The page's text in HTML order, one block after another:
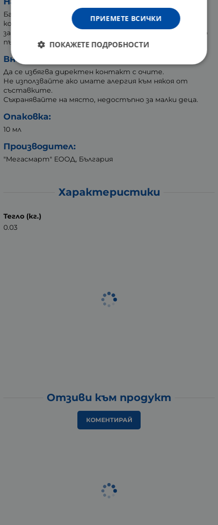
Балсамът се нанася директно върху устните, след
което съдържанието му се разнася добре. В
зависимост от личните нужди се използва по няколко
пъти на ден.
Внимание:
Да се избягва директен контакт с очите.
Не използвайте ако имате алергия към някоя от
съставките.
Съхранявайте на място, недостъпно за малки деца.
Опаковка:
10 мл
Производител:
"Мегасмарт" ЕООД, България
Характеристики
Тегло (кг.)
0.03
Отзиви към продукт
КОМЕНТИРАЙ
ПРИЕМЕТЕ ВСИЧКИ
ПОКАЖЕТЕ ПОДРОБНОСТИ